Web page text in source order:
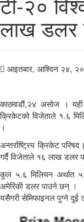
लाख डलर
आइतबार, आश्विन २४,
काठमाडौं,२४ असोज ।
क्रिकेटको विजेताले १.६
।
अन्तर्राष्ट्रिय क्रिकेट
गर्दै विजेताले १६ लाख डलर
कूल ५.६ मिलियन अर्थात
अमेरिकी डलर पाउने छन् ।
यसैगरी सेमिफाइनल पुग्ने